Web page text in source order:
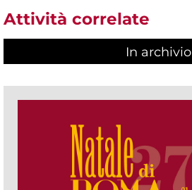
Attività correlate
In archivio